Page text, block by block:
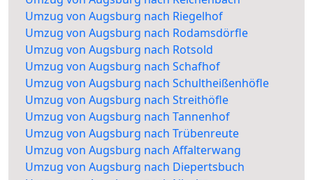
Umzug von Augsburg nach Riegelhof
Umzug von Augsburg nach Rodamsdörfle
Umzug von Augsburg nach Rotsold
Umzug von Augsburg nach Schafhof
Umzug von Augsburg nach Schultheißenhöfle
Umzug von Augsburg nach Streithöfle
Umzug von Augsburg nach Tannenhof
Umzug von Augsburg nach Trübenreute
Umzug von Augsburg nach Affalterwang
Umzug von Augsburg nach Diepertsbuch